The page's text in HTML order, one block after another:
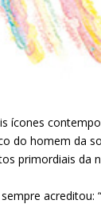
ícones
do homem da
primordiais da
acreditou: